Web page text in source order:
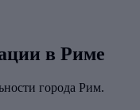
в Риме
города Рим.